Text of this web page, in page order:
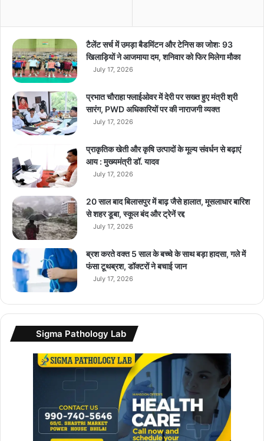
क
नी
क
हा
सि
ब्र
ह्मो
2
वि
सि
त
क
र
स
क
ता
भा
त
…
टैलेंट सर्च में उमड़ा बैडमिंटन और टेनिस का जोश: 93
खिलाड़ियों ने आजमाया दम, शनिवार को फिर मिलेगा मौका
July 17, 2026
प्रभात चौराहा फ्लाईओवर में देरी पर सख्त हुए मंत्री श्री
सारंग, PWD अधिकारियों पर की नाराजगी व्यक्त
July 17, 2026
प्राकृतिक खेती और कृषि उत्पादों के मूल्य संवर्धन से बढ़ाएं
आय : मुख्यमंत्री डॉ. यादव
July 17, 2026
20 साल बाद बिलासपुर में बाढ़ जैसे हालात, मूसलाधार बारिश
से शहर डूबा, स्कूल बंद और ट्रेनें रद्द
July 17, 2026
ब्रश करते वक्त 5 साल के बच्चे के साथ बड़ा हादसा, गले में
फंसा टूथब्रश, डॉक्टरों ने बचाई जान
July 17, 2026
Sigma Pathology Lab